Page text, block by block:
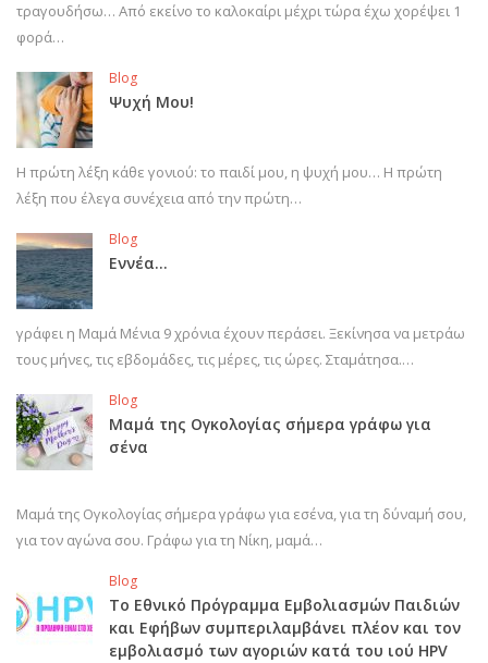
τραγουδήσω… Από εκείνο το καλοκαίρι μέχρι τώρα έχω χορέψει 1
φορά…
Blog
Ψυχή Μου!
Η πρώτη λέξη κάθε γονιού: το παιδί μου, η ψυχή μου… Η πρώτη
λέξη που έλεγα συνέχεια από την πρώτη…
Blog
Εννέα…
γράφει η Μαμά Μένια 9 χρόνια έχουν περάσει. Ξεκίνησα να μετράω
τους μήνες, τις εβδομάδες, τις μέρες, τις ώρες. Σταμάτησα.…
Blog
Μαμά της Ογκολογίας σήμερα γράφω για
σένα
Μαμά της Ογκολογίας σήμερα γράφω για εσένα, για τη δύναμή σου,
για τον αγώνα σου. Γράφω για τη Νίκη, μαμά…
Blog
Το Εθνικό Πρόγραμμα Εμβολιασμών Παιδιών
και Εφήβων συμπεριλαμβάνει πλέον και τον
εμβολιασμό των αγοριών κατά του ιού HPV